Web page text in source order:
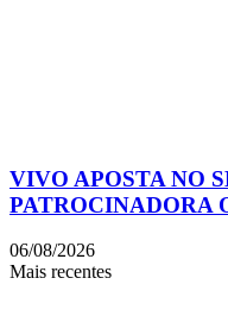
VIVO APOSTA NO
PATROCINADORA
06/08/2026
Mais recentes